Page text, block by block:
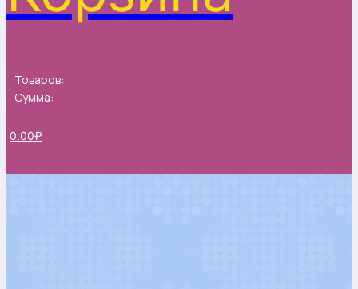
Товаров:
Сумма:
0.00₽